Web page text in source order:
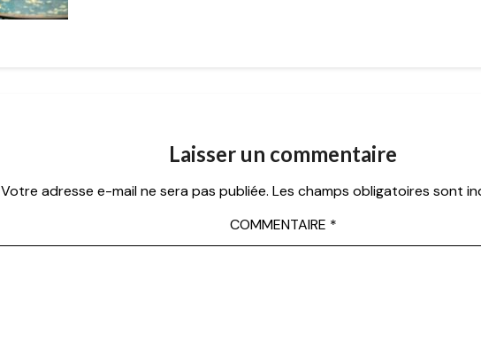
Laisser un commentaire
Votre adresse e-mail ne sera pas publiée. Les champs obligatoires sont
COMMENTAIRE *